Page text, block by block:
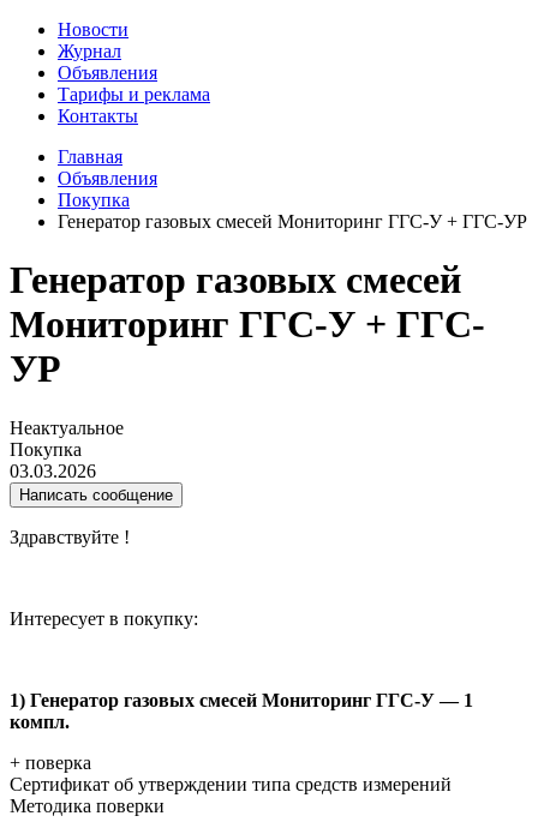
Новости
Журнал
Объявления
Тарифы и реклама
Контакты
Главная
Объявления
Покупка
Генератор газовых смесей Мониторинг ГГС-У + ГГС-УР
Генератор газовых смесей
Мониторинг ГГС-У + ГГС-
УР
Неактуальное
Покупка
03.03.2026
Написать сообщение
Здравствуйте !
Интересует в покупку:
1) Генератор газовых смесей Мониторинг ГГС-У — 1
компл.
+ поверка
Сертификат об утверждении типа средств измерений
Методика поверки